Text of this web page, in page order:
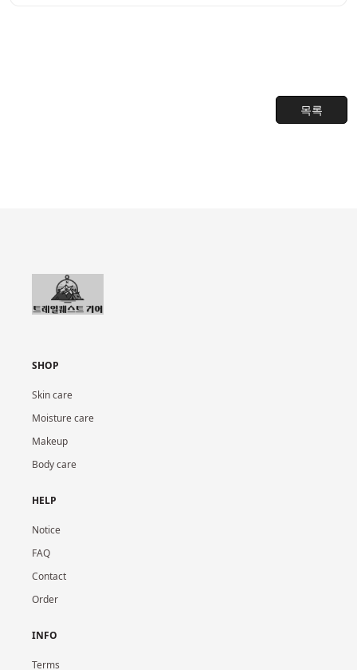
목록
SHOP
Skin care
Moisture care
Makeup
Body care
HELP
Notice
FAQ
Contact
Order
INFO
Terms